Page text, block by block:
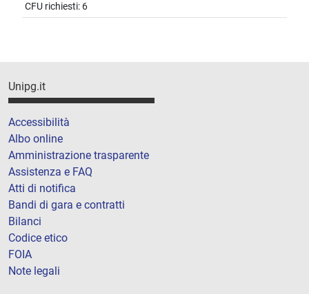
CFU richiesti: 6
Unipg.it
Accessibilità
Albo online
Amministrazione trasparente
Assistenza e FAQ
Atti di notifica
Bandi di gara e contratti
Bilanci
Codice etico
FOIA
Note legali